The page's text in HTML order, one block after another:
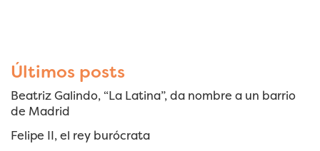
Últimos posts
Beatriz Galindo, “La Latina”, da nombre a un barrio
de Madrid
Felipe II, el rey burócrata